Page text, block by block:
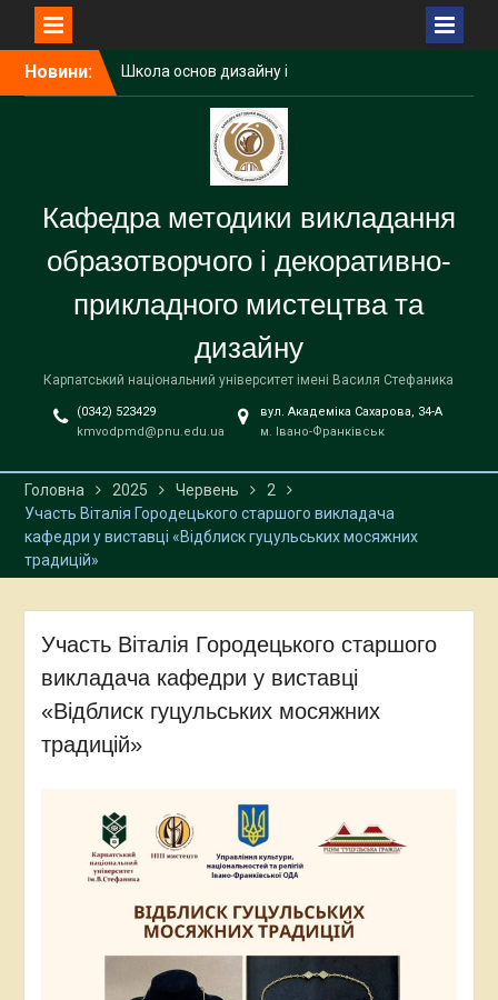
Новини:
Школа основ дизайну і
художньої графіки при
УОДі як простір творчого
розвитку дітей.
Кафедральні огляди
Підсумкова атестація
(комплексний екзамен)
студентів першого
(бакалаврського) рівня
вищої освіти
Кафедра методики викладання
образотворчого і декоративно-
прикладного мистецтва та
дизайну
Карпатський національний університет імені Василя Стефаника
(0342) 523429
kmvodpmd@pnu.edu.ua
вул. Академіка Сахарова, 34-А
м. Івано-Франківськ
Головна 2025 Червень
2
Участь Віталія Городецького старшого викладача
кафедри у виставці «Відблиск гуцульських мосяжних
традицій»
Участь Віталія Городецького старшого
викладача кафедри у виставці
«Відблиск гуцульських мосяжних
традицій»